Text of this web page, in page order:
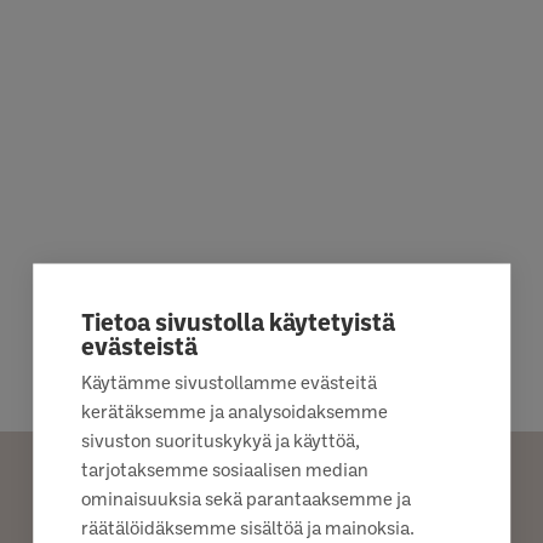
Tietoa sivustolla käytetyistä
evästeistä
Käytämme sivustollamme evästeitä
kerätäksemme ja analysoidaksemme
sivuston suorituskykyä ja käyttöä,
tarjotaksemme sosiaalisen median
ominaisuuksia sekä parantaaksemme ja
räätälöidäksemme sisältöä ja mainoksia.